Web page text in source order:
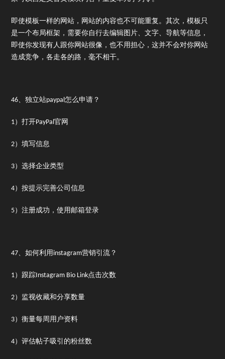
即使模板一样的网站，网站的内容也不可能重复。其次，模板只
是一个布局框架，需要你自行去编辑图片、文字、导航等信息，
即使你发现有人跟你网站很像，也不用担心，这并不会对你网站
造成竞争，各走各的路，毫不相干。
46、独立站paypal怎么申请？
1）打开PayPal官网
2）填写信息
3）选择企业类型
4）按提示完善公司信息
5）注册成功，使用邮箱登录
47、如何利用instagram营销引流？
1）跟踪Instagram Bio Link点击次数
2）监视收藏和分享数量
3）衡量每周用户资料
4）评估帖子吸引的粉丝数